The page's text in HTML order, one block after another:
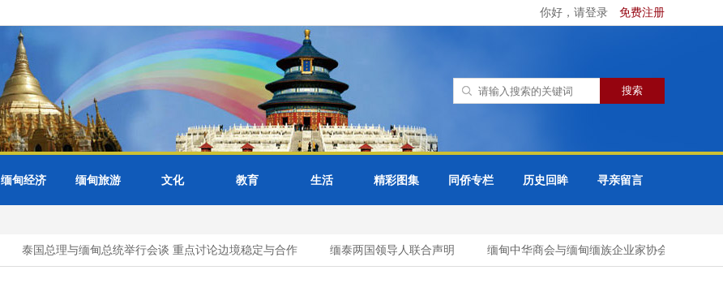
你好，请登录 免费注册
缅甸经济 缅甸旅游 文化 教育 生活 精彩图集 同侨专栏 历史回眸 寻亲留言
泰国总理与缅甸总统举行会谈 重点讨论边境稳定与合作 缅泰两国领导人联合声明 缅甸中华商会与缅甸缅族企业家协会（